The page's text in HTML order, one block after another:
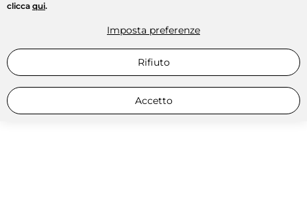
clicca qui.
Imposta preferenze
Rifiuto
Accetto